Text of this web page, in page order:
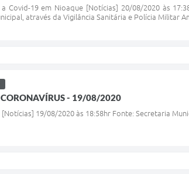
Covid-19 em Nioaque [Notícias] 20/08/2020 às
através da Vigilância Sanitária e Polícia Militar
- 19/08/2020
[Notícias] 19/08/2020 às 18:58hr Fonte: Secretaria